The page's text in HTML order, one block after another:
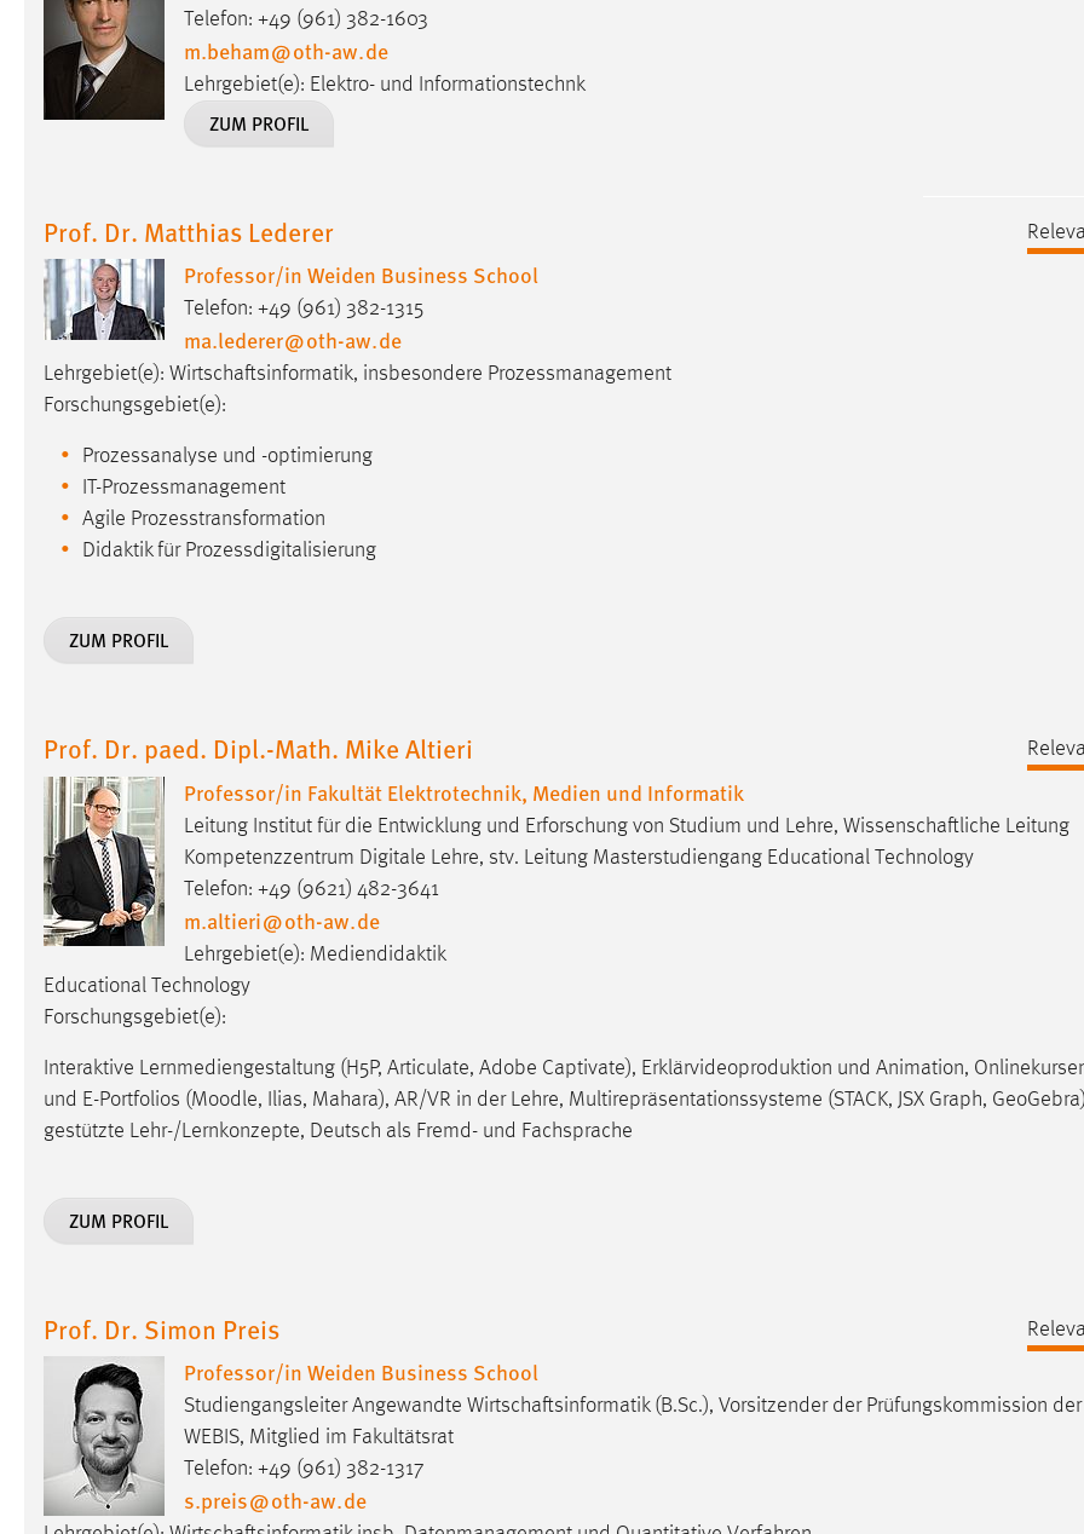
Telefon: +49 (961) 382-1603
m.beham@oth-aw.de
Lehrgebiet(e): Elektro- und Informationstechnk
ZUM PROFIL
Prof. Dr. Matthias Lederer
Professor/in Weiden Business School
Telefon: +49 (961) 382-1315
ma.lederer@oth-aw.de
Lehrgebiet(e): Wirtschaftsinformatik, insbesondere Prozessmanagement
Forschungsgebiet(e):
Prozessanalyse und -optimierung
IT-Prozessmanagement
Agile Prozesstransformation
Didaktik für Prozessdigitalisierung
ZUM PROFIL
Prof. Dr. paed. Dipl.-Math. Mike Altieri
Professor/in Fakultät Elektrotechnik, Medien und Informatik
Leitung Institut für die Entwicklung und Erforschung von Studium und Lehre, Wissenschaftliche Leitung
Kompetenzzentrum Digitale Lehre, stv. Leitung Masterstudiengang Educational Technology
Telefon: +49 (9621) 482-3641
m.altieri@oth-aw.de
Lehrgebiet(e): Mediendidaktik
Educational Technology
Forschungsgebiet(e):
Interaktive Lernmediengestaltung (H5P, Articulate, Adobe Captivate), Erklärvideoproduktion und Animation,
und E-Portfolios (Moodle, Ilias, Mahara), AR/VR in der Lehre, Multirepräsentationssysteme (STACK, JSX Graph,
gestützte Lehr-/Lernkonzepte, Deutsch als Fremd- und Fachsprache
ZUM PROFIL
Prof. Dr. Simon Preis
Professor/in Weiden Business School
Studiengangsleiter Angewandte Wirtschaftsinformatik (B.Sc.), Vorsitzender der Prüfungskommission
WEBIS, Mitglied im Fakultätsrat
Telefon: +49 (961) 382-1317
s.preis@oth-aw.de
Zweck:
Dieser Cookie ist notwendig um sich an
der Website einloggen zu können.
Cookie Laufzeit: 24 Stunden
Statistik Cookies erfassen Informationen anonym.
unsere Besucher unsere Website nutzen.
Matomo
Name: _pk_ref, _pk_cvar, _pk_id, _pk_ses
Cookie Laufzeit: Max. 13 Monate
verwendet, um personalisierte Werbung anzuzeigen.
Google Ads
Name:
Anbieter: Google Ireland Limited
Zweck: Conversion-Tracking
Cookie Laufzeit: 3 Monate
Facebook Pixel
Name: _fbp
Anbieter: Facebook
Um Inhalte von Videoplattformen und Social Media
Plattformen anzeigen zu können, werden von diesen
externen Medien Cookies gesetzt.
YouTube